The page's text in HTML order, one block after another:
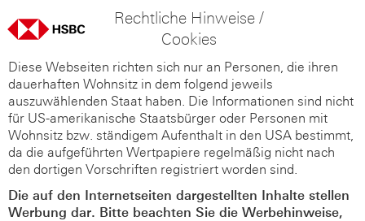
Rechtliche Hinweise /
Cookies
Diese Webseiten richten sich nur an Personen, die ihren
dauerhaften Wohnsitz in dem folgend jeweils
auszuwählenden Staat haben. Die Informationen sind nicht
für US-amerikanische Staatsbürger oder Personen mit
Wohnsitz bzw. ständigem Aufenthalt in den USA bestimmt,
da die aufgeführten Wertpapiere regelmäßig nicht nach
den dortigen Vorschriften registriert worden sind.
Die auf den Internetseiten dargestellten Inhalte stellen
Werbung dar. Bitte beachten Sie die Werbehinweise,